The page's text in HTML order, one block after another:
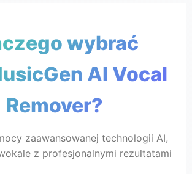
🎸 Instrumentalny
wybrać
AI Vocal
Remover?
zaawansowanej technologii AI,
z profesjonalnymi rezultatami